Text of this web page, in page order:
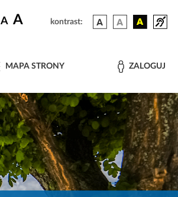
A A kontrast:
MAPA STRONY ZALOGUJ